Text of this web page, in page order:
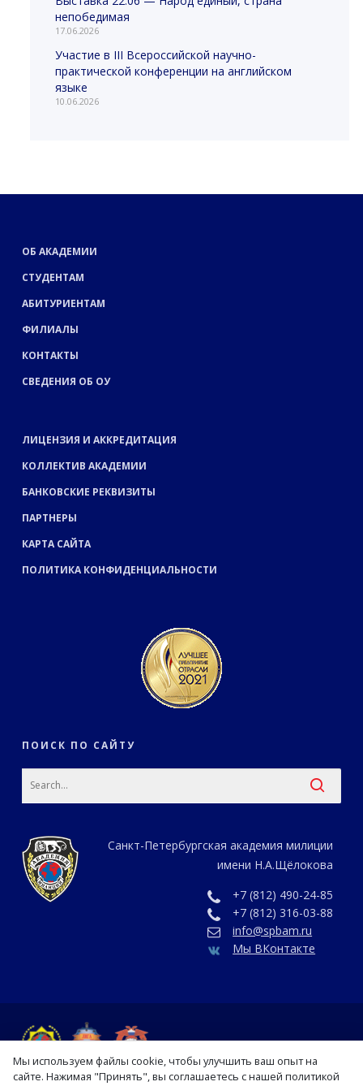
непобедимая
17.06.2026
Участие в III Всероссийской научно-
практической конференции на английском
языке
10.06.2026
ОБ АКАДЕМИИ
СТУДЕНТАМ
АБИТУРИЕНТАМ
ФИЛИАЛЫ
КОНТАКТЫ
СВЕДЕНИЯ ОБ ОУ
ЛИЦЕНЗИЯ И АККРЕДИТАЦИЯ
КОЛЛЕКТИВ АКАДЕМИИ
БАНКОВСКИЕ РЕКВИЗИТЫ
ПАРТНЕРЫ
КАРТА САЙТА
ПОЛИТИКА КОНФИДЕНЦИАЛЬНОСТИ
ПОИСК ПО САЙТУ
Санкт-Петербургская академия милиции
имени Н.А.Щёлокова
+7 (812) 490-24-85
+7 (812) 316-03-88
info@spbam.ru
Мы ВКонтакте
Мы используем файлы cookie, чтобы улучшить ваш опыт на
сайте. Нажимая "Принять", вы соглашаетесь с нашей политикой